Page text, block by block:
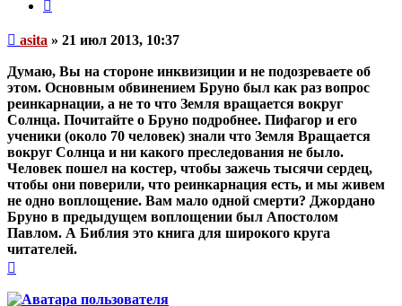
Непрочитанное
asita » 21 июл 2013, 10:37
Думаю, Вы на стороне инквизиции и не подозреваете об
этом. Основным обвинением Бруно был как раз вопрос
реинкарнации, а не то что Земля вращается вокруг
Солнца. Почитайте о Бруно подробнее. Пифагор и его
ученики (около 70 человек) знали что Земля Вращается
вокруг Солнца и ни какого преследования не было.
Человек пошел на костер, чтобы зажечь тысячи сердец,
чтобы они поверили, что реинкарнация есть, и мы живем
не одно воплощение. Вам мало одной смерти? Джордано
Бруно в предыдущем воплощении был Апостолом
Павлом. А Библия это книга для широкого круга
читателей.
началу